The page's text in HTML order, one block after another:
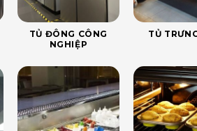
TỦ ĐÔNG CÔNG
NGHIỆP
TỦ